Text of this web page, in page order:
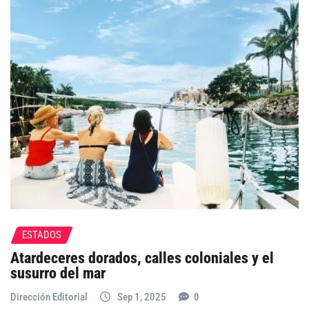
ESTADOS
Atardeceres dorados, calles coloniales y el
susurro del mar
Dirección Editorial Sep 1, 2025 0